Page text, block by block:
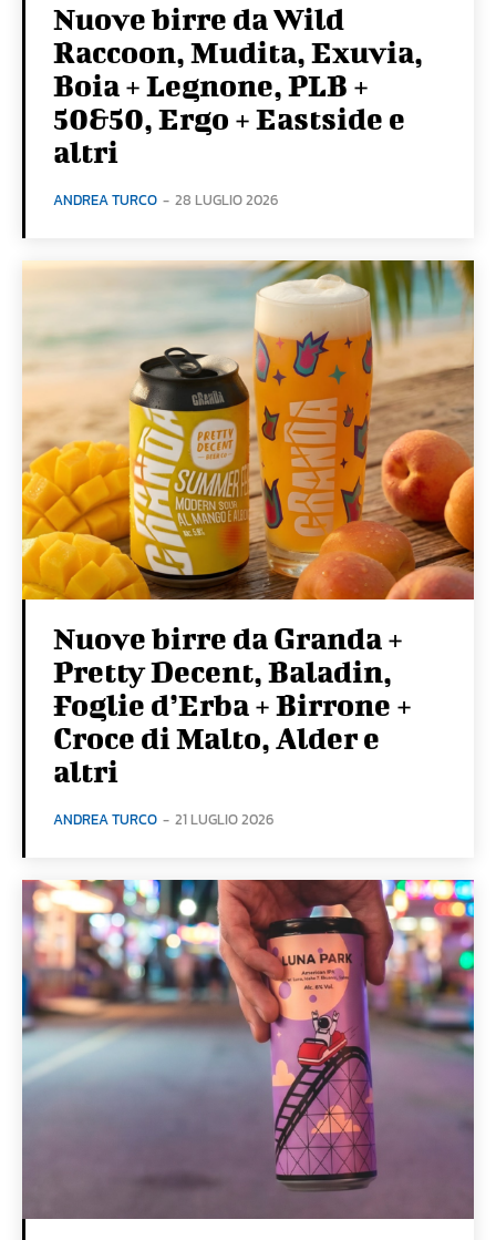
Nuove birre da Wild
Raccoon, Mudita, Exuvia,
Boia + Legnone, PLB +
50&50, Ergo + Eastside e
altri
ANDREA TURCO - 28 LUGLIO 2026
Nuove birre da Granda +
Pretty Decent, Baladin,
Foglie d’Erba + Birrone +
Croce di Malto, Alder e
altri
ANDREA TURCO - 21 LUGLIO 2026